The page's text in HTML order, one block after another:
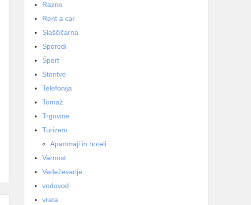
Razno
Rent a car
Slaščičarna
Sporedi
Šport
Storitve
Telefonija
Tomaž
Trgovine
Turizem
Apartmaji in hoteli
Varnost
Vedeževanje
vodovod
vrata